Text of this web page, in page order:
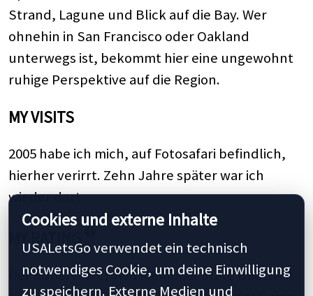
Strand, Lagune und Blick auf die Bay. Wer
ohnehin in San Francisco oder Oakland
unterwegs ist, bekommt hier eine ungewohnt
ruhige Perspektive auf die Region.
MY VISITS
2005 habe ich mich, auf Fotosafari befindlich,
hierher verirrt. Zehn Jahre später war ich
wieder dort.
Der Robert W. Crown Memorial State Beach ist
Cookies und externe Inhalte
USALetsGo verwendet ein technisch
notwendiges Cookie, um deine Einwilligung
zu speichern. Externe Medien und